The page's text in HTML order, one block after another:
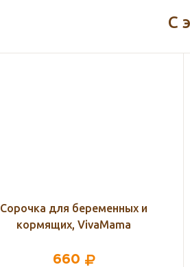
С
Сорочка для беременных и
кормящих, VivaMama
660